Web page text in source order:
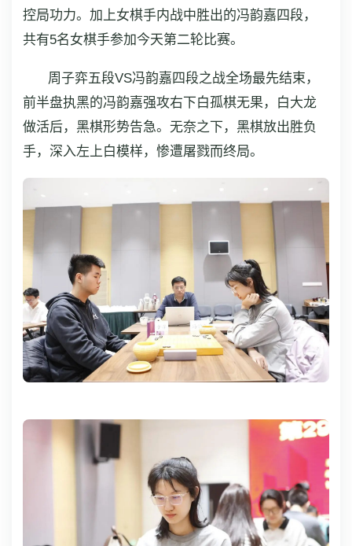
控局功力。加上女棋手内战中胜出的冯韵嘉四段，
共有5名女棋手参加今天第二轮比赛。
周子弈五段VS冯韵嘉四段之战全场最先结束，
前半盘执黑的冯韵嘉强攻右下白孤棋无果，白大龙
做活后，黑棋形势告急。无奈之下，黑棋放出胜负
手，深入左上白模样，惨遭屠戮而终局。